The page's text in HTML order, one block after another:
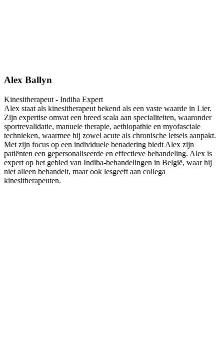
Alex Ballyn
Kinesitherapeut - Indiba Expert
Alex staat als kinesitherapeut bekend als een vaste waarde in Lier.
Zijn expertise omvat een breed scala aan specialiteiten, waaronder
sportrevalidatie, manuele therapie, aethiopathie en myofasciale
technieken, waarmee hij zowel acute als chronische letsels aanpakt.
Met zijn focus op een individuele benadering biedt Alex zijn
patiënten een gepersonaliseerde en effectieve behandeling. Alex is
expert op het gebied van Indiba-behandelingen in België, waar hij
niet alleen behandelt, maar ook lesgeeft aan collega
kinesitherapeuten.